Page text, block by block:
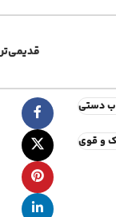
قدیمی‌تر
دستی
و قوی